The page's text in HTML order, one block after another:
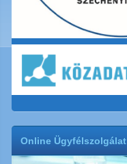
Online Ügyfélszolgálat